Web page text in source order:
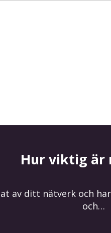
Hur viktig är
av ditt nätverk och
och…